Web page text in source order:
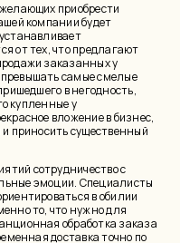
приобрести
компании будет
от тех, что предлагают
заказанных у
самые смелые
в негодность,
купленные у
вложение в бизнес,
приносить существенный
сотрудничество с
эмоции. Специалисты
в обилии
то, что нужно для
обработка заказа
доставка точно по